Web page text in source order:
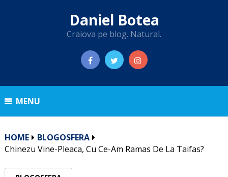
Daniel Botea
Craiova pe blog. Natural.
MENU
HOME
BLOGOSFERA
Chinezu Vine-Pleaca, Cu Ce-Am Ramas De La Taifas?